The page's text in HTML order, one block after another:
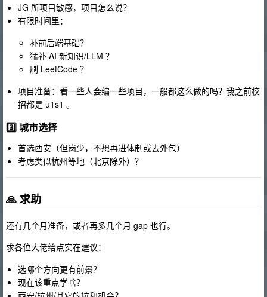
JG 所项目敏感，项目怎么说？
有限时间里：
补前后端基础？
猛补 AI 新知识/LLM ？
刷 LeetCode ？
项目准备：看一些人会编一些项目，一般都这么做的吗？我之前校
招都是 u1s1 。
3️⃣城市选择
首选西安（但岗少，不想再进体制或去外包）
考虑类似杭州等地（北京除外）？
🙏 求助
还有几个月准备，或者再多几个月 gap 也行。
求各位大佬给点实在建议：
选哪个方向更有前景？
现在该重点学啥？